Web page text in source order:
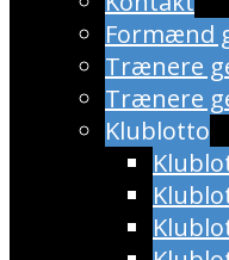
Formænd
Trænere
Trænere
Klublotto